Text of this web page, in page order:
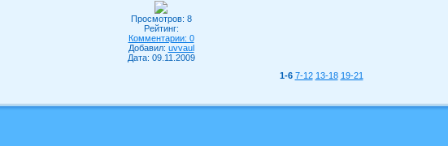
Просмотров: 8
Рейтинг:
Комментарии: 0
Добавил: uvvaul
Дата: 09.11.2009
1-6 7-12 13-18 19-21